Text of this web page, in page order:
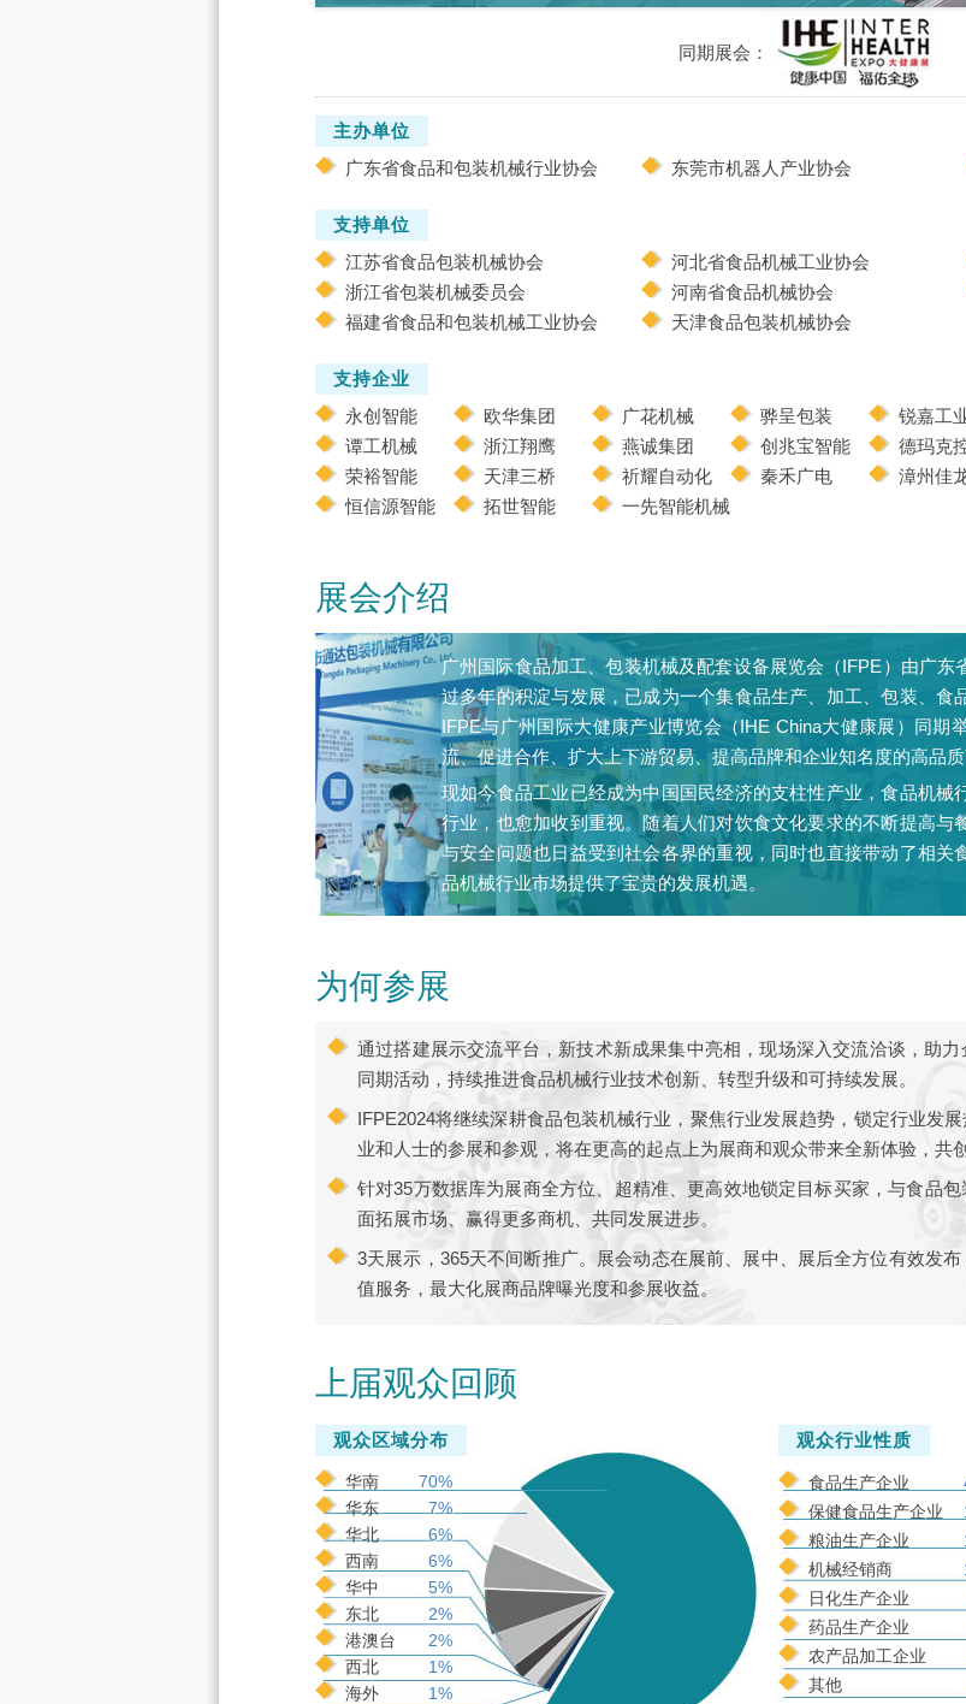
同期展会：
主办单位
广东省食品和包装机械行业协会
东莞市机器人产业协会
支持单位
江苏省食品包装机械协会
浙江省包装机械委员会
福建省食品和包装机械工业协会
河北省食品机械工业协会
河南省食品机械协会
天津食品包装机械协会
支持企业
永创智能
欧华集团 广花机械 骅呈包装 锐嘉工
谭工机械
浙江翔鹰 燕诚集团 创兆宝智能 德玛克
荣裕智能
天津三桥 祈耀自动化 秦禾广电 漳州佳
恒信源智能
拓世智能 一先智能机械
展会介绍
广州国际食品加工、包装机械及配套设备展览会（IFPE）由广
过多年的积淀与发展，已成为一个集食品生产、加工、包装、食
IFPE与广州国际大健康产业博览会（IHE China大健康展）同期
流、促进合作、扩大上下游贸易、提高品牌和企业知名度的高品质
现如今食品工业已经成为中国国民经济的支柱性产业，食品机械
行业，也愈加收到重视。随着人们对饮食文化要求的不断提高与
与安全问题也日益受到社会各界的重视，同时也直接带动了相关
品机械行业市场提供了宝贵的发展机遇。
为何参展
通过搭建展示交流平台，新技术新成果集中亮相，现场深入交流洽谈，助
同期活动，持续推进食品机械行业技术创新、转型升级和可持续发展。
IFPE2024将继续深耕食品包装机械行业，聚焦行业发展趋势，锁定行业发
业和人士的参展和参观，将在更高的起点上为展商和观众带来全新体验，共
针对35万数据库为展商全方位、超精准、更高效地锁定目标买家，与食品
面拓展市场、赢得更多商机、共同发展进步。
3天展示，365天不间断推广。展会动态在展前、展中、展后全方位有效发
值服务，最大化展商品牌曝光度和参展收益。
上届观众回顾
观众区域分布
华南
70%
华东
7%
华北
6%
西南
6%
华中
5%
东北
2%
港澳台
2%
西北
1%
海外
1%
观众行业性质
食品生产企业
保健食品生产企业
粮油生产企业
机械经销商
日化生产企业
药品生产企业
农产品加工企业
其他